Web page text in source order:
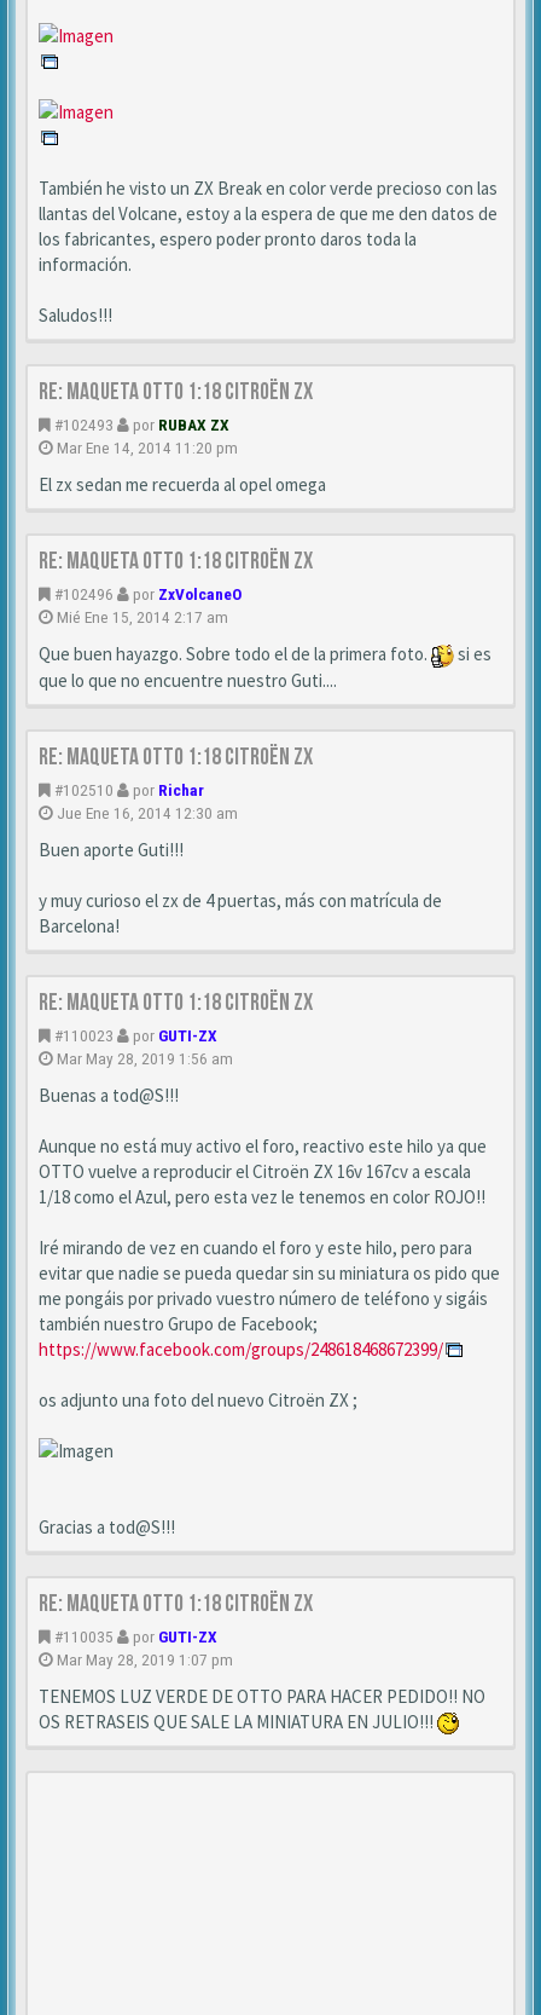
También he visto un ZX Break en color verde precioso con las
llantas del Volcane, estoy a la espera de que me den datos de
los fabricantes, espero poder pronto daros toda la
información.
Saludos!!!
Re: MAQUETA OTTO 1:18 CITROËN ZX
#102493 por RUBAX ZX
Mar Ene 14, 2014 11:20 pm
El zx sedan me recuerda al opel omega
Re: MAQUETA OTTO 1:18 CITROËN ZX
#102496 por ZxVolcaneO
Mié Ene 15, 2014 2:17 am
Que buen hayazgo. Sobre todo el de la primera foto.
si es
que lo que no encuentre nuestro Guti....
Re: MAQUETA OTTO 1:18 CITROËN ZX
#102510 por Richar
Jue Ene 16, 2014 12:30 am
Buen aporte Guti!!!
y muy curioso el zx de 4 puertas, más con matrícula de
Barcelona!
Re: MAQUETA OTTO 1:18 CITROËN ZX
#110023 por GUTI-ZX
Mar May 28, 2019 1:56 am
Buenas a tod@S!!!
Aunque no está muy activo el foro, reactivo este hilo ya que
OTTO vuelve a reproducir el Citroën ZX 16v 167cv a escala
1/18 como el Azul, pero esta vez le tenemos en color ROJO!!
Iré mirando de vez en cuando el foro y este hilo, pero para
evitar que nadie se pueda quedar sin su miniatura os pido que
me pongáis por privado vuestro número de teléfono y sigáis
también nuestro Grupo de Facebook;
https://www.facebook.com/groups/248618468672399/
os adjunto una foto del nuevo Citroën ZX ;
Gracias a tod@S!!!
Re: MAQUETA OTTO 1:18 CITROËN ZX
#110035 por GUTI-ZX
Mar May 28, 2019 1:07 pm
TENEMOS LUZ VERDE DE OTTO PARA HACER PEDIDO!! NO
OS RETRASEIS QUE SALE LA MINIATURA EN JULIO!!!